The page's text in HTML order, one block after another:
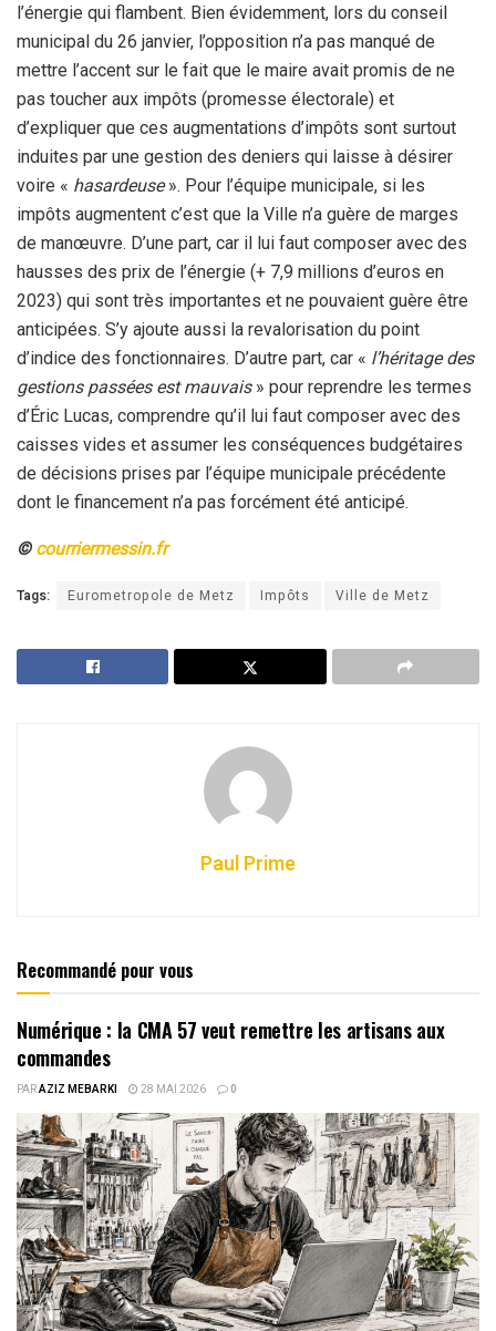
l’énergie qui flambent. Bien évidemment, lors du conseil
municipal du 26 janvier, l’opposition n’a pas manqué de
mettre l’accent sur le fait que le maire avait promis de ne
pas toucher aux impôts (promesse électorale) et
d’expliquer que ces augmentations d’impôts sont surtout
induites par une gestion des deniers qui laisse à désirer
voire « hasardeuse». Pour l’équipe municipale, si les
impôts augmentent c’est que la Ville n’a guère de marges
de manœuvre. D’une part, car il lui faut composer avec des
hausses des prix de l’énergie (+ 7,9 millions d’euros en
2023) qui sont très importantes et ne pouvaient guère être
anticipées. S’y ajoute aussi la revalorisation du point
d’indice des fonctionnaires. D’autre part, car « l’héritage des
gestions passées est mauvais » pour reprendre les termes
d’Éric Lucas, comprendre qu’il lui faut composer avec des
caisses vides et assumer les conséquences budgétaires
de décisions prises par l’équipe municipale précédente
dont le financement n’a pas forcément été anticipé.
© courriermessin.fr
Tags: Eurometropole de Metz Impôts Ville de Metz
Paul Prime
Recommandé pour vous
Numérique : la CMA 57 veut remettre les artisans aux
commandes
PARAZIZ MEBARKI 28 MAI 2026 0